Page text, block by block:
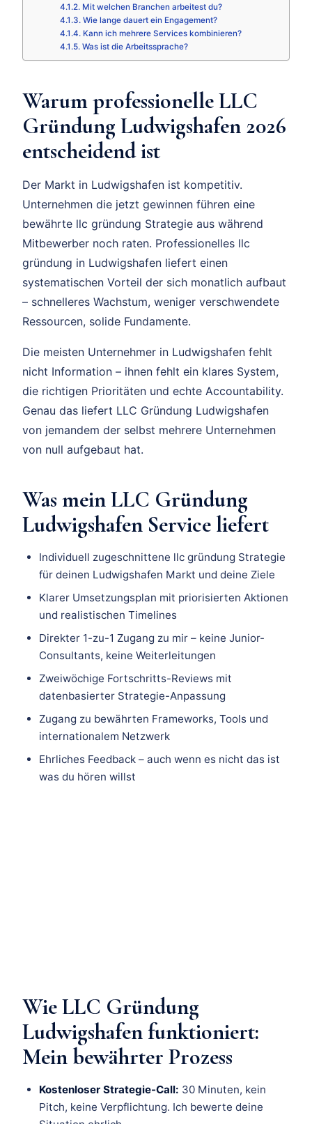
Mit welchen Branchen arbeitest du?
Wie lange dauert ein Engagement?
Kann ich mehrere Services kombinieren?
Was ist die Arbeitssprache?
Warum professionelle LLC
Gründung Ludwigshafen 2026
entscheidend ist
Der Markt in Ludwigshafen ist kompetitiv.
Unternehmen die jetzt gewinnen führen eine
bewährte llc gründung Strategie aus während
Mitbewerber noch raten. Professionelles llc
gründung in Ludwigshafen liefert einen
systematischen Vorteil der sich monatlich aufbaut
– schnelleres Wachstum, weniger verschwendete
Ressourcen, solide Fundamente.
Die meisten Unternehmer in Ludwigshafen fehlt
nicht Information – ihnen fehlt ein klares System,
die richtigen Prioritäten und echte Accountability.
Genau das liefert LLC Gründung Ludwigshafen
von jemandem der selbst mehrere Unternehmen
von null aufgebaut hat.
Was mein LLC Gründung
Ludwigshafen Service liefert
Individuell zugeschnittene llc gründung Strategie
für deinen Ludwigshafen Markt und deine Ziele
Klarer Umsetzungsplan mit priorisierten Aktionen
und realistischen Timelines
Direkter 1-zu-1 Zugang zu mir – keine Junior-
Consultants, keine Weiterleitungen
Zweiwöchige Fortschritts-Reviews mit
datenbasierter Strategie-Anpassung
Zugang zu bewährten Frameworks, Tools und
internationalem Netzwerk
Ehrliches Feedback – auch wenn es nicht das ist
was du hören willst
Wie LLC Gründung
Ludwigshafen funktioniert:
Mein bewährter Prozess
Kostenloser Strategie-Call: 30 Minuten, kein
Pitch, keine Verpflichtung. Ich bewerte deine